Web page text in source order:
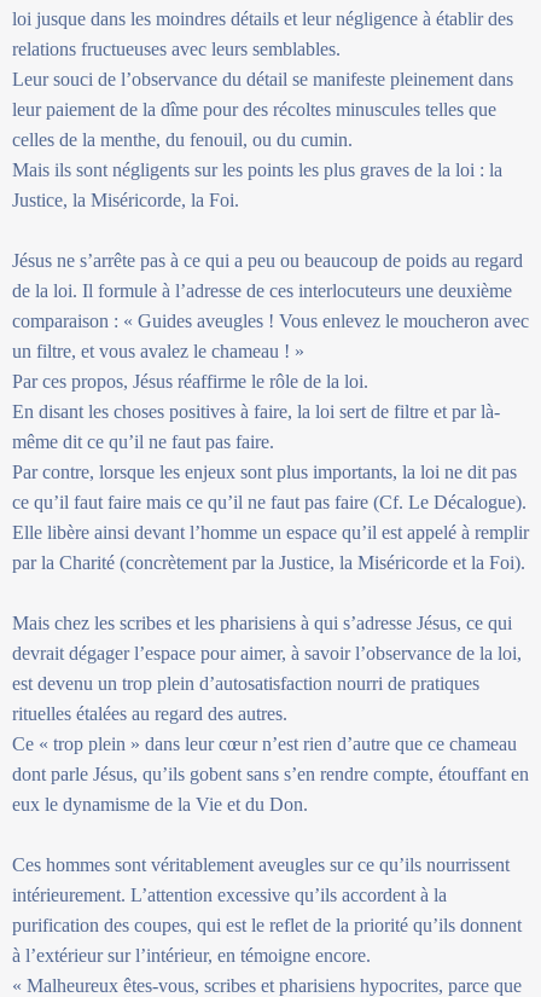
loi jusque dans les moindres détails et leur négligence à établir des
relations fructueuses avec leurs semblables.
Leur souci de l’observance du détail se manifeste pleinement dans
leur paiement de la dîme pour des récoltes minuscules telles que
celles de la menthe, du fenouil, ou du cumin.
Mais ils sont négligents sur les points les plus graves de la loi : la
Justice, la Miséricorde, la Foi.
Jésus ne s’arrête pas à ce qui a peu ou beaucoup de poids au regard
de la loi. Il formule à l’adresse de ces interlocuteurs une deuxième
comparaison : « Guides aveugles ! Vous enlevez le moucheron avec
un filtre, et vous avalez le chameau ! »
Par ces propos, Jésus réaffirme le rôle de la loi.
En disant les choses positives à faire, la loi sert de filtre et par là-
même dit ce qu’il ne faut pas faire.
Par contre, lorsque les enjeux sont plus importants, la loi ne dit pas
ce qu’il faut faire mais ce qu’il ne faut pas faire (Cf. Le Décalogue).
Elle libère ainsi devant l’homme un espace qu’il est appelé à remplir
par la Charité (concrètement par la Justice, la Miséricorde et la Foi).
Mais chez les scribes et les pharisiens à qui s’adresse Jésus, ce qui
devrait dégager l’espace pour aimer, à savoir l’observance de la loi,
est devenu un trop plein d’autosatisfaction nourri de pratiques
rituelles étalées au regard des autres.
Ce « trop plein » dans leur cœur n’est rien d’autre que ce chameau
dont parle Jésus, qu’ils gobent sans s’en rendre compte, étouffant en
eux le dynamisme de la Vie et du Don.
Ces hommes sont véritablement aveugles sur ce qu’ils nourrissent
intérieurement. L’attention excessive qu’ils accordent à la
purification des coupes, qui est le reflet de la priorité qu’ils donnent
à l’extérieur sur l’intérieur, en témoigne encore.
« Malheureux êtes-vous, scribes et pharisiens hypocrites, parce que